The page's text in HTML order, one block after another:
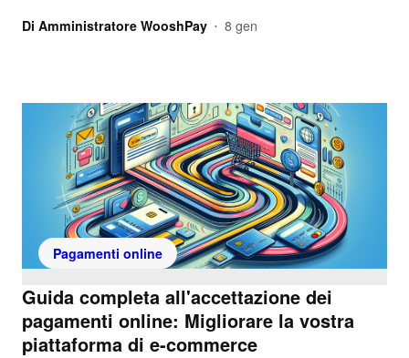
Di Amministratore WooshPay • 8 gen
Pagamenti online
Guida completa all'accettazione dei
pagamenti online: Migliorare la vostra
piattaforma di e-commerce